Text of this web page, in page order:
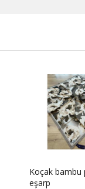
Koçak bambu
eşarp